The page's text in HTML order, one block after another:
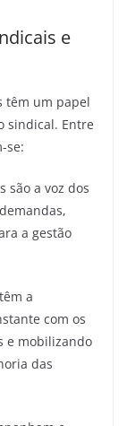
e
têm um papel
sindical. Entre
se:
são a voz dos
a gestão
a
com os
e mobilizando
das